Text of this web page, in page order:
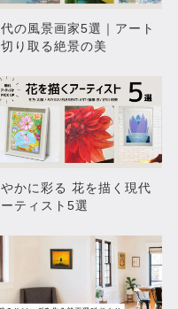
の風景画家5選｜アート
り取る絶景の美
かに彩る 花を描く現代
ティスト5選